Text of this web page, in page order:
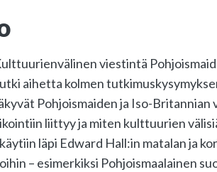
viestintä
aihetta kolmen
Pohjoismaiden ja Iso-Britannian
liittyy ja miten kulttuurien
läpi Edward Hall:in matalan ja
– esimerkiksi Pohjoismaalainen